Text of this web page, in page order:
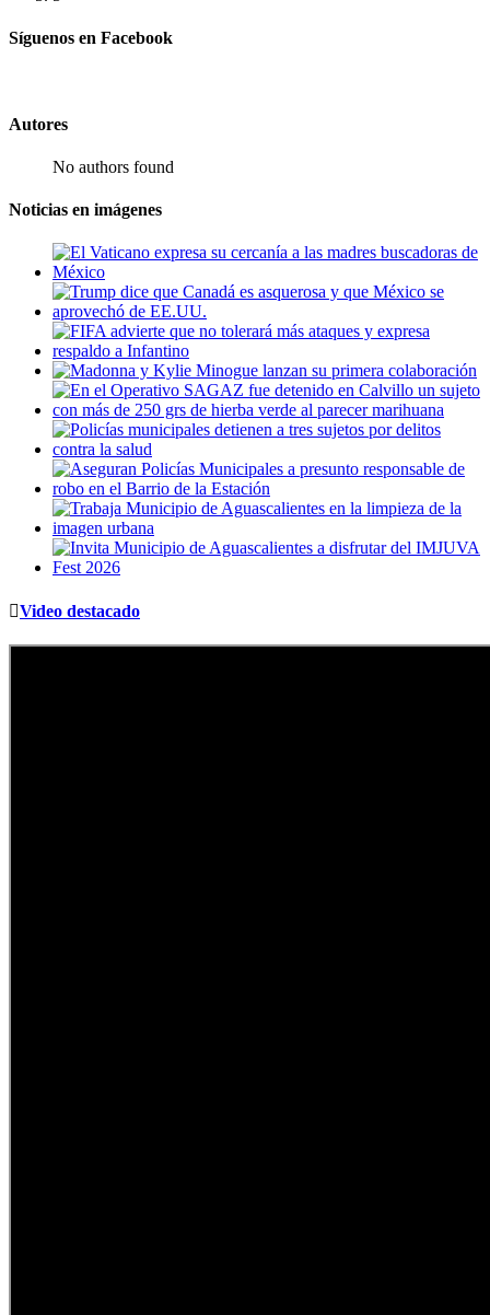
Síguenos en Facebook
Autores
No authors found
Noticias en imágenes
Video destacado